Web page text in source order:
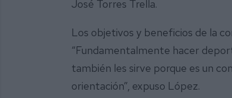
José Torres Trella.
Los objetivos y beneficios de la
“Fundamentalmente hacer
también les sirve porque es un
orientación”, expuso López.